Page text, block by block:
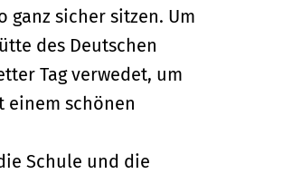
sicher sitzen. Um
des Deutschen
Tag verwedet, um
einem schönen
Schule und die